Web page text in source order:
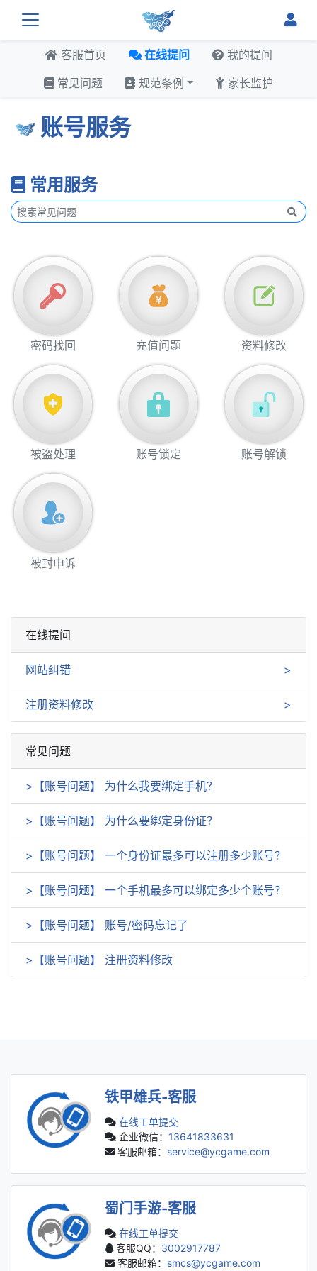
客服首页 在线提问
我的提问
常见问题
规范条例 家长监护
账号服务
常用服务
密码找回 充值问题 资料修改
被盗处理 账号锁定 账号解锁
被封申诉
在线提问
网站纠错
注册资料修改
常见问题
> 【账号问题】 为什么我要绑定手机？
> 【账号问题】 为什么要绑定身份证？
> 【账号问题】 一个身份证最多可以注册多少账号？
> 【账号问题】 一个手机最多可以绑定多少个账号？
> 【账号问题】 账号/密码忘记了
> 【账号问题】 注册资料修改
铁甲雄兵-客服
在线工单提交
企业微信： 13641833631
客服邮箱： service@ycgame.com
蜀门手游-客服
在线工单提交
客服QQ： 3002917787
客服邮箱： smcs@ycgame.com